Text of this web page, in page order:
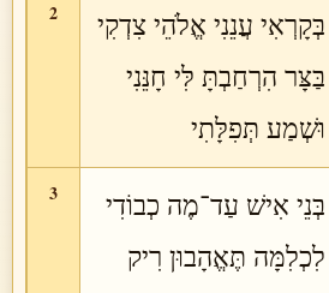
2
בְּקָרְאִי עֲנֵנִי אֱלֹהֵי צִדְקִי
בַּצָּר הִרְחַבְתָּ לִּי חָנֵּנִי
וּשְׁמַע תְּפִלָּתִי
3
בְּנֵי אִישׁ עַד־מֶה כְבוֹדִי
לִכְלִמָּה תֶּאֱהָבוּן רִיק